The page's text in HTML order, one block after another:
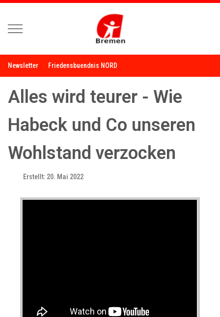
Mobile Menu Toggle
Newsletter Friedensbuendnis NORD
Alles wird teurer - Wie
Habeck und Co unseren
Wohlstand verzocken
Erstellt: 20. Mai 2022